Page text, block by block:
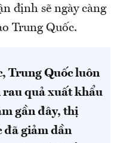
định sẽ ngày càng
Trung Quốc.
Trung Quốc luôn
rau quả xuất khẩu
gần đây, thị
đã giảm dần